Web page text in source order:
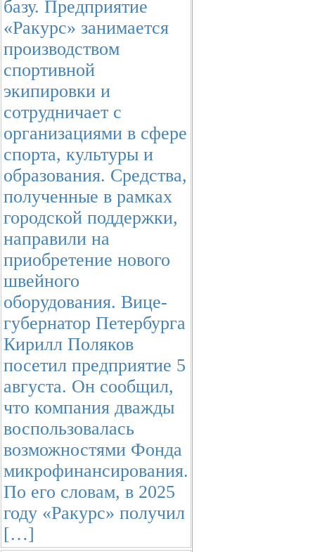
базу. Предприятие
«Ракурс» занимается
производством
спортивной
экипировки и
сотрудничает с
организациями в сфере
спорта, культуры и
образования. Средства,
полученные в рамках
городской поддержки,
направили на
приобретение нового
швейного
оборудования. Вице-
губернатор Петербурга
Кирилл Поляков
посетил предприятие 5
августа. Он сообщил,
что компания дважды
воспользовалась
возможностями Фонда
микрофинансирования.
По его словам, в 2025
году «Ракурс» получил
[…]